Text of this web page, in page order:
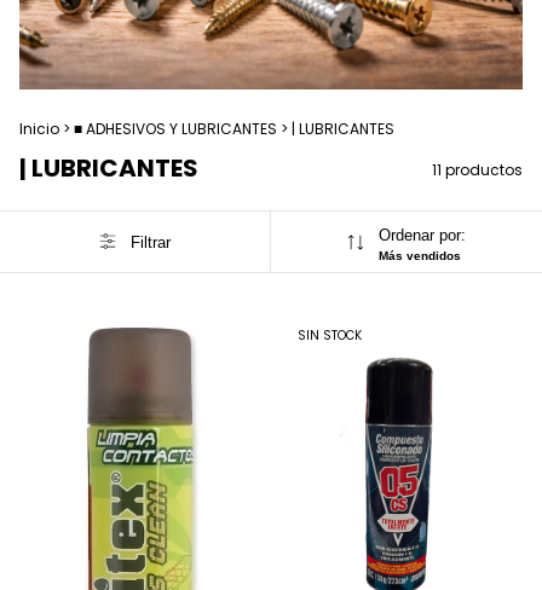
Inicio > ■ ADHESIVOS Y LUBRICANTES > | LUBRICANTES
| LUBRICANTES 11 productos
Filtrar Ordenar por:
Más vendidos
SIN STOCK